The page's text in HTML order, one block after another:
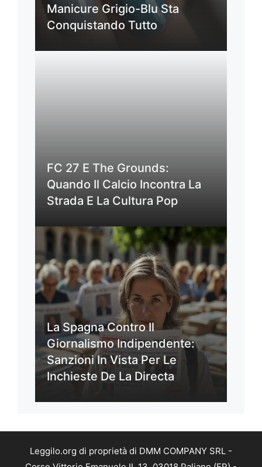
Manicure Grigio-Blu Sta
Conquistando Tutto
FC 27 E The Grounds:
Quando Il Calcio Incontra La
Strada E La Cultura Pop
La Spagna Contro Il
Giornalismo Indipendente:
Sanzioni In Vista Per Le
Inchieste De La Directa
Leggilo.org di proprietà di DMM COMPANY SRL -